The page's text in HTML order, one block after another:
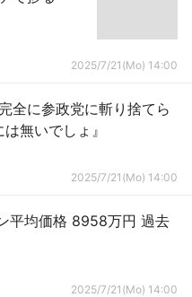
2025/7/21(Mo) 14:00
全に参政党に斬り捨てら
無いでしょ』
2025/7/21(Mo) 14:00
平均価格 8958万円 過去
2025/7/21(Mo) 14:00